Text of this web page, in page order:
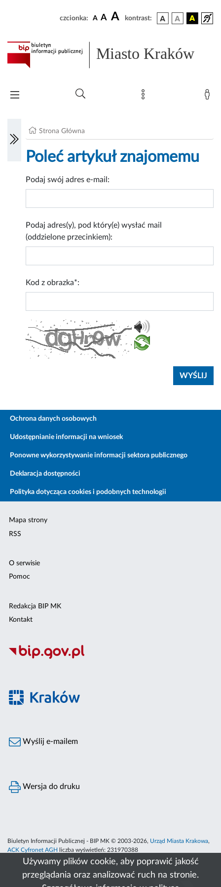
Używamy plików cookie, aby poprawić jakość
przeglądania oraz analizować ruch na stronie.
czcionka: A A A kontrast:
Miasto Kraków
Strona Główna
Poleć artykuł znajomemu
Podaj swój adres e-mail:
Podaj adres(y), pod który(e) wysłać mail
(oddzielone przecinkiem):
Kod z obrazka*:
Ochrona danych osobowych
Udostępnianie informacji na wniosek
Ponowne wykorzystywanie informacji sektora publicznego
Deklaracja dostępności
Polityka dotycząca cookies i podobnych technologii
Mapa strony
RSS
O serwisie
Pomoc
Redakcja BIP MK
Kontakt
Wyślij e-mailem
Wersja do druku
Biuletyn Informacji Publicznej - BIP MK © 2003-2026, Urząd Miasta Krakowa,
ACK Cyfronet AGH
liczba wyświetleń: 231970388